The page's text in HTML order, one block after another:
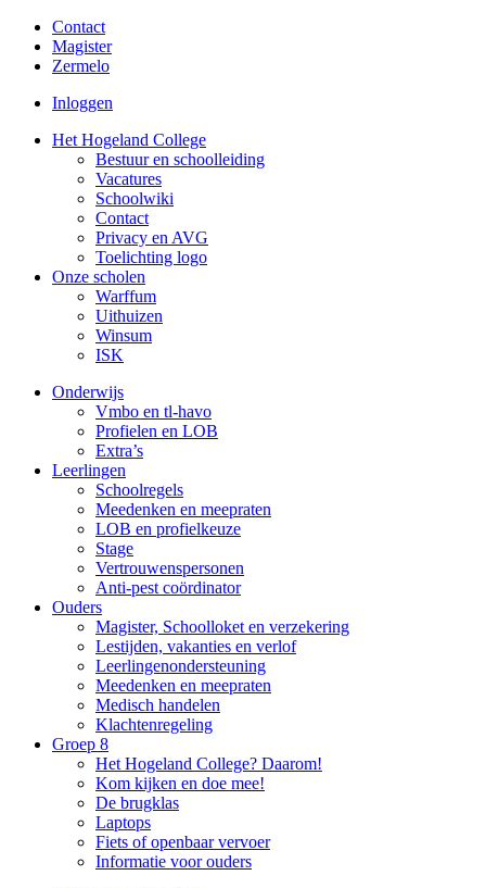
Contact
Magister
Zermelo
Inloggen
Het Hogeland College
Bestuur en schoolleiding
Vacatures
Schoolwiki
Contact
Privacy en AVG
Toelichting logo
Onze scholen
Warffum
Uithuizen
Winsum
ISK
Onderwijs
Vmbo en tl-havo
Profielen en LOB
Extra’s
Leerlingen
Schoolregels
Meedenken en meepraten
LOB en profielkeuze
Stage
Vertrouwenspersonen
Anti-pest coördinator
Ouders
Magister, Schoolloket en verzekering
Lestijden, vakanties en verlof
Leerlingenondersteuning
Meedenken en meepraten
Medisch handelen
Klachtenregeling
Groep 8
Het Hogeland College? Daarom!
Kom kijken en doe mee!
De brugklas
Laptops
Fiets of openbaar vervoer
Informatie voor ouders